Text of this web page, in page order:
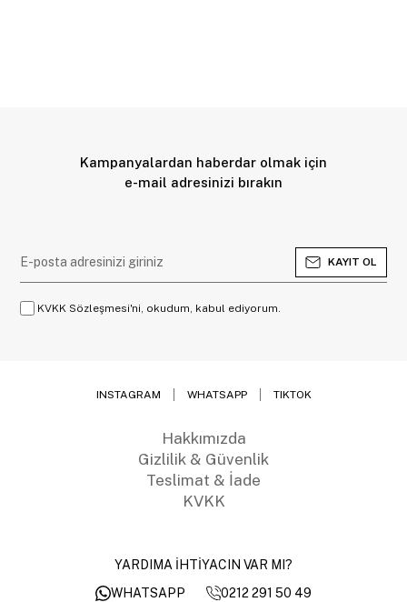
Kampanyalardan haberdar olmak için
e-mail adresinizi bırakın
KAYIT OL
KVKK Sözleşmesi'ni, okudum, kabul ediyorum.
INSTAGRAM WHATSAPP TIKTOK
Hakkımızda
Gizlilik & Güvenlik
Teslimat & İade
KVKK
YARDIMA İHTİYACIN VAR MI?
WHATSAPP
0212 291 50 49